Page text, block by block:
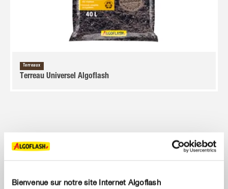
Bienvenue sur notre site Internet Algoflash
Terreaux
Terreau Universel Algoflash